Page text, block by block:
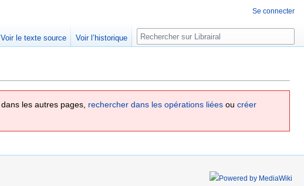
dans les autres pages, rechercher dans les opérations liées ou créer
Se connecter
Voir le texte source Voir l’historique Rechercher